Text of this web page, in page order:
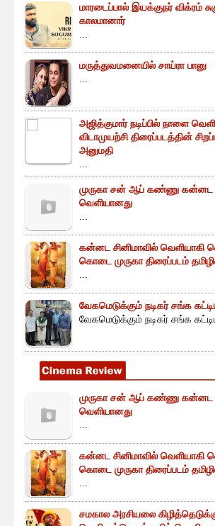
மாரடைப்பால் இயக்குநர் விக்ரம்
காலமானார்
மருத்துவமனையில் சாய்ரா பானு
அஜித்குமார் நடிப்பில் நாளை
விடாமுயற்சி திரைப்படத்தின்
அனுமதி
முருகா சன் ஆப் கண்ணு கன்னட
வெளியானது
கன்னட சினிமாவில் வெளியாகி
கொடை முருகா திரைப்படம்
வேகமெடுக்கும் நடிகர் சங்க
வேகமெடுக்கும் நடிகர் சங்க
முருகா சன் ஆப் கண்ணு கன்னட
வெளியானது
கன்னட சினிமாவில் வெளியாகி
கொடை முருகா திரைப்படம்
சமகால அரசியலை